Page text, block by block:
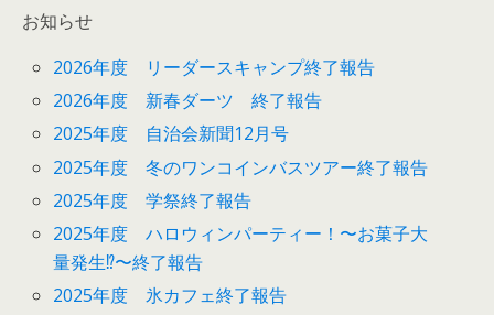
お知らせ
2026年度 リーダースキャンプ終了報告
2026年度 新春ダーツ 終了報告
2025年度 自治会新聞12月号
2025年度 冬のワンコインバスツアー終了報告
2025年度 学祭終了報告
2025年度 ハロウィンパーティー！〜お菓子大
量発生⁉︎〜終了報告
2025年度 氷カフェ終了報告